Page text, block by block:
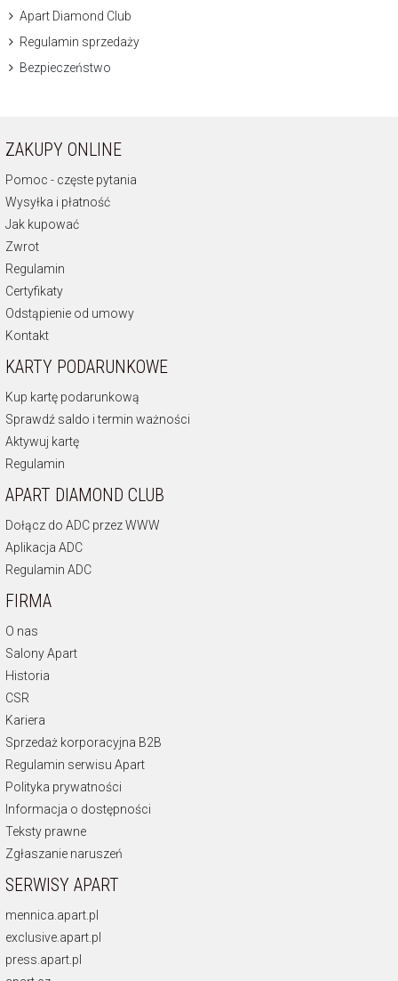
Apart Diamond Club
Regulamin sprzedaży
Bezpieczeństwo
ZAKUPY ONLINE
Pomoc - częste pytania
Wysyłka i płatność
Jak kupować
Zwrot
Regulamin
Certyfikaty
Odstąpienie od umowy
Kontakt
KARTY PODARUNKOWE
Kup kartę podarunkową
Sprawdź saldo i termin ważności
Aktywuj kartę
Regulamin
APART DIAMOND CLUB
Dołącz do ADC przez WWW
Aplikacja ADC
Regulamin ADC
FIRMA
O nas
Salony Apart
Historia
CSR
Kariera
Sprzedaż korporacyjna B2B
Regulamin serwisu Apart
Polityka prywatności
Informacja o dostępności
Teksty prawne
Zgłaszanie naruszeń
SERWISY APART
mennica.apart.pl
exclusive.apart.pl
press.apart.pl